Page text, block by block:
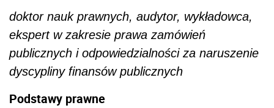
doktor nauk prawnych, audytor, wykładowca,
ekspert w zakresie prawa zamówień
publicznych i odpowiedzialności za naruszenie
dyscypliny finansów publicznych
Podstawy prawne